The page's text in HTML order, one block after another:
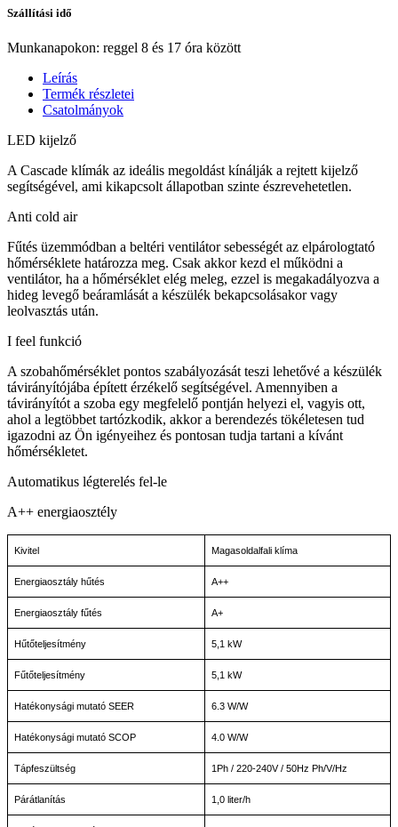
Szállítási idő
Munkanapokon: reggel 8 és 17 óra között
Leírás
Termék részletei
Csatolmányok
LED kijelző
A Cascade klímák az ideális megoldást kínálják a rejtett kijelző
segítségével, ami kikapcsolt állapotban szinte észrevehetetlen.
Anti cold air
Fűtés üzemmódban a beltéri ventilátor sebességét az elpárologtató
hőmérséklete határozza meg. Csak akkor kezd el működni a
ventilátor, ha a hőmérséklet elég meleg, ezzel is megakadályozva a
hideg levegő beáramlását a készülék bekapcsolásakor vagy
leolvasztás után.
I feel funkció
A szobahőmérséklet pontos szabályozását teszi lehetővé a készülék
távirányítójába épített érzékelő segítségével. Amennyiben a
távirányítót a szoba egy megfelelő pontján helyezi el, vagyis ott,
ahol a legtöbbet tartózkodik, akkor a berendezés tökéletesen tud
igazodni az Ön igényeihez és pontosan tudja tartani a kívánt
hőmérsékletet.
Automatikus légterelés fel-le
A++ energiaosztély
Kivitel Magasoldalfali klíma
Energiaosztály hűtés A++
Energiaosztály fűtés A+
Hűtőteljesítmény 5,1 kW
Fűtőteljesítmény 5,1 kW
Hatékonysági mutató SEER 6.3 W/W
Hatékonysági mutató SCOP 4.0 W/W
Tápfeszültség 1Ph / 220-240V / 50Hz Ph/V/Hz
Párátlanítás 1,0 liter/h